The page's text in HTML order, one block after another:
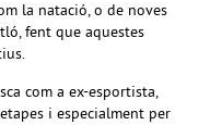
la natació, o de noves
fent que aquestes
com a ex-esportista,
i especialment per